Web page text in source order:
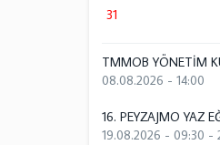
31
TMMOB YÖNETİM
08.08.2026 - 14:00
16. PEYZAJMO YAZ
19.08.2026 - 09:30 -